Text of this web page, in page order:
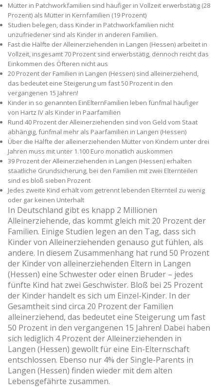
Mütter in Patchworkfamilien sind häufiger in Vollzeit erwerbstätig (28
Prozent) als Mütter in Kernfamilien (19 Prozent)
Studien belegen, dass Kinder in Patchworkfamilien nicht
unzufriedener sind als Kinder in anderen Familien.
Fast die Hälfte der Alleinerziehenden in Langen (Hessen) arbeitet in
Vollzeit, insgesamt 70 Prozent sind erwerbstätig, dennoch reicht das
Einkommen des Öfteren nicht aus
20 Prozent der Familien in Langen (Hessen) sind alleinerziehend,
das bedeutet eine Steigerung um fast 50 Prozent in den
vergangenen 15 Jahren!
Kinder in so genannten Ein­Eltern­Familien leben fünfmal häufiger
von Hartz IV als Kinder in Paarfamilien
Rund 40 Prozent der Alleinerziehenden sind von Geld vom Staat
abhängig, fünfmal mehr als Paarfamilien in Langen (Hessen)
Über die Hälfte der alleinerziehenden Mütter von Kindern unter drei
Jahren muss mit unter 1.100 Euro monatlich auskommen
39 Prozent der Alleinerziehenden in Langen (Hessen) erhalten
staatliche Grundsicherung, bei den Familien mit zwei Elternteilen
sind es bloß sieben Prozent
Jedes zweite Kind erhält vom getrennt lebenden Elternteil zu wenig
oder gar keinen Unterhalt
In Deutschland gibt es knapp 2 Millionen
Alleinerziehende, das kommt gleich mit 20 Prozent der
Familien. Einige Studien legen an den Tag, dass sich
Kinder von Alleinerziehenden genauso gut fühlen, als
andere. In diesem Zusammenhang hat rund 50 Prozent
der Kinder von alleinerziehenden Eltern in Langen
(Hessen) eine Schwester oder einen Bruder – jedes
fünfte Kind hat zwei Geschwister. Bloß bei 25 Prozent
der Kinder handelt es sich um Einzel-Kinder. In der
Gesamtheit sind circa 20 Prozent der Familien
alleinerziehend, das bedeutet eine Steigerung um fast
50 Prozent in den vergangenen 15 Jahren! Dabei haben
sich lediglich 4 Prozent der Alleinerziehenden in
Langen (Hessen) gewollt für eine Ein-Elternschaft
entschlossen. Ebenso nur 4% der Single-Parents in
Langen (Hessen) finden wieder mit dem alten
Lebensgefährte zusammen.